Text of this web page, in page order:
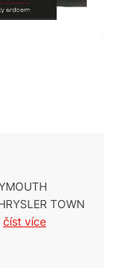
číst více